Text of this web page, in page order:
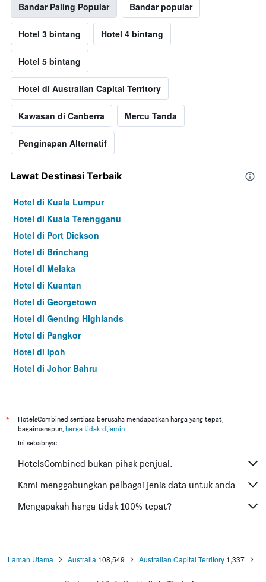
Bandar Paling Popular Bandar popular
Hotel 3 bintang Hotel 4 bintang
Hotel 5 bintang
Hotel di Australian Capital Territory
Kawasan di Canberra Mercu Tanda
Penginapan Alternatif
Lawat Destinasi Terbaik
Hotel di Kuala Lumpur
Hotel di Kuala Terengganu
Hotel di Port Dickson
Hotel di Brinchang
Hotel di Melaka
Hotel di Kuantan
Hotel di Georgetown
Hotel di Genting Highlands
Hotel di Pangkor
Hotel di Ipoh
Hotel di Johor Bahru
Hotel di Kuching
Hotel di Tokyo
Hotel di Bangkok
Hotel di Putrajaya
Hotel di Shah Alam
*
HotelsCombined sentiasa berusaha mendapatkan harga yang tepat,
bagaimanapun, harga tidak dijamin.
Ini sebabnya:
HotelsCombined bukan pihak penjual.
Kami menggabungkan pelbagai jenis data untuk anda
Mengapakah harga tidak 100% tepat?
Laman Utama Australia 108,549 Australian Capital Territory 1,337